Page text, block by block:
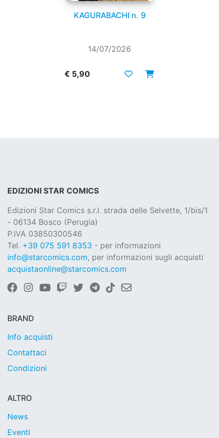
KAGURABACHI n. 9
14/07/2026
€ 5,90
EDIZIONI STAR COMICS
Edizioni Star Comics s.r.l. strada delle Selvette, 1/bis/1
- 06134 Bosco (Perugia)
P.IVA 03850300546
Tel. +39 075 591 8353 - per informazioni
info@starcomics.com, per informazioni sugli acquisti
acquistaonline@starcomics.com
BRAND
Info acquisti
Contattaci
Condizioni
ALTRO
News
Eventi